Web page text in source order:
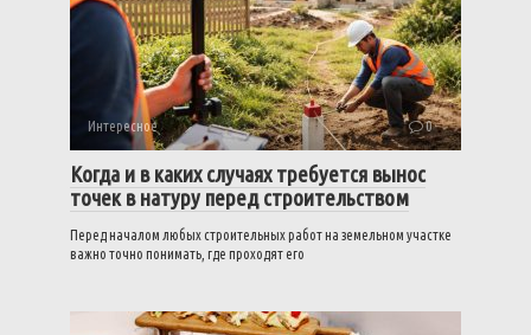
Интересное 0
Когда и в каких случаях требуется вынос
точек в натуру перед строительством
Перед началом любых строительных работ на земельном участке
важно точно понимать, где проходят его